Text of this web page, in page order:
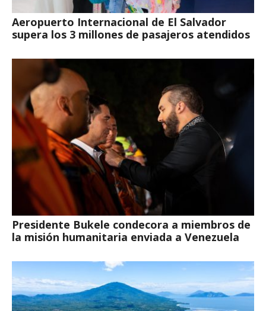
Aeropuerto Internacional de El Salvador
supera los 3 millones de pasajeros atendidos
Presidente Bukele condecora a miembros de
la misión humanitaria enviada a Venezuela